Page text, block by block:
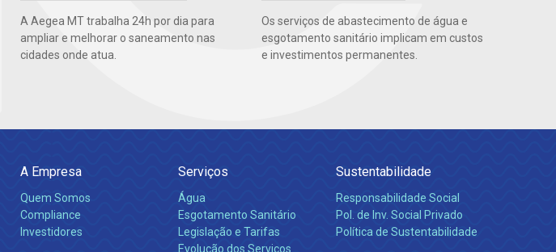
A Aegea MT trabalha 24h por dia para
ampliar e melhorar o saneamento nas
cidades onde atua.
Os serviços de abastecimento de água e
esgotamento sanitário implicam em custos
e investimentos permanentes.
A Empresa
Quem Somos
Compliance
Investidores
Serviços
Água
Esgotamento Sanitário
Legislação e Tarifas
Evolução dos Serviços
Sustentabilidade
Responsabilidade Social
Pol. de Inv. Social Privado
Política de Sustentabilidade